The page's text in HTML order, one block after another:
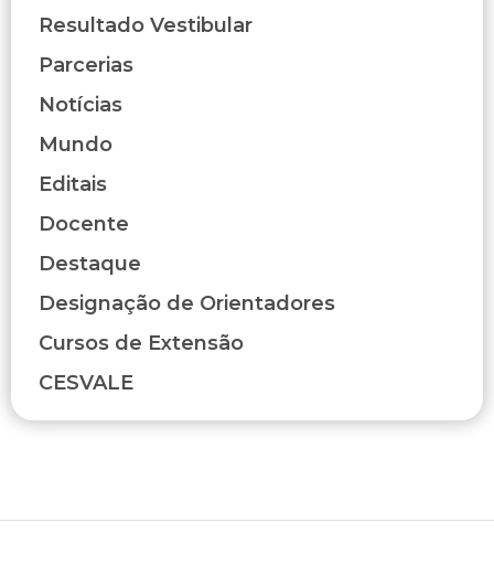
Resultado Vestibular
Parcerias
Notícias
Mundo
Editais
Docente
Destaque
Designação de Orientadores
Cursos de Extensão
CESVALE